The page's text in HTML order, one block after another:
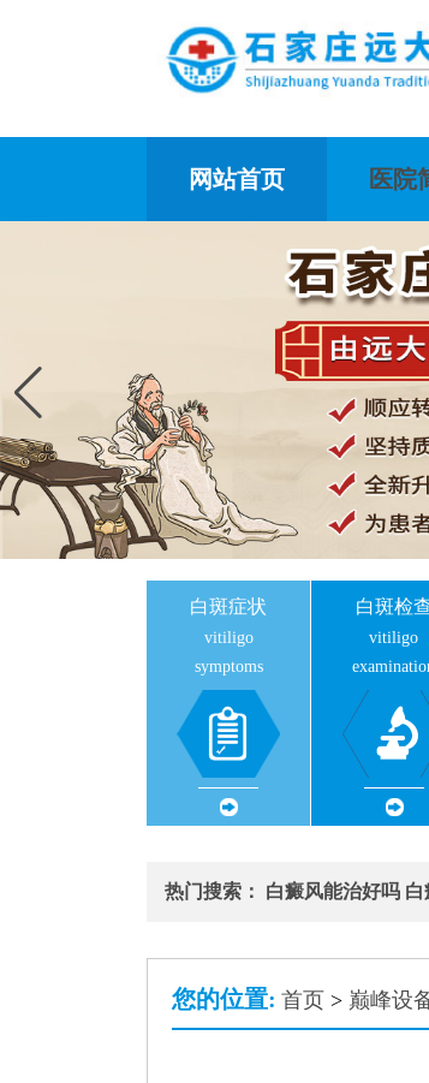
网站首页 医院
白斑症状
vitiligo
symptoms
白斑检
vitiligo
热门搜索： 白癜风能治好吗 白
您的位置: 首页 > 巅峰设